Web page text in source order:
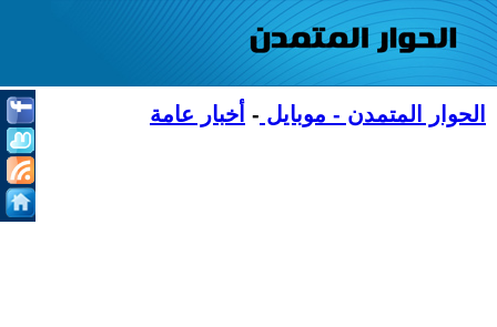
الحوار المتمدن - موبايل - أخبار عامة